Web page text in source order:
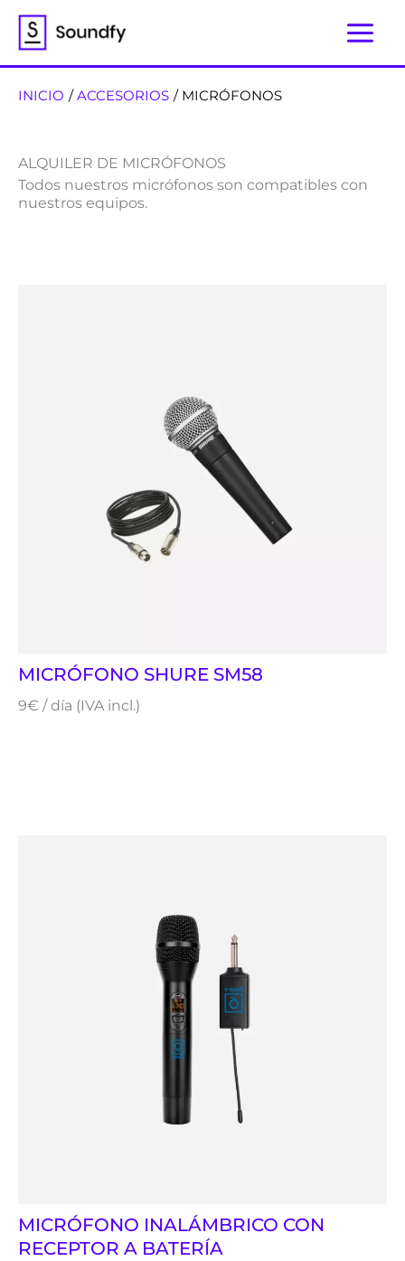
contenido
INICIO
ACCESORIOS MICRÓFONOS
ALQUILER DE MICRÓFONOS
Todos nuestros micrófonos son compatibles con
nuestros equipos.
MICRÓFONO SHURE SM58
9€ / día (IVA incl.)
MICRÓFONO INALÁMBRICO CON
RECEPTOR A BATERÍA